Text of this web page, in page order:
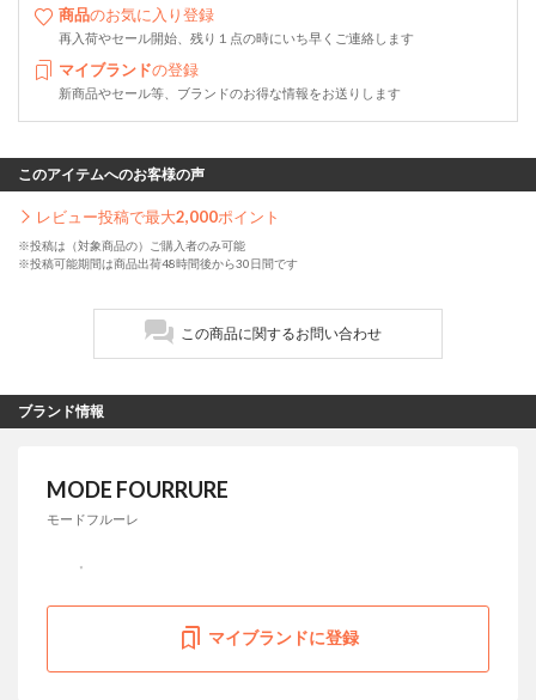
商品のお気に入り登録
再入荷やセール開始、残り１点の時にいち早くご連絡します
マイブランドの登録
新商品やセール等、ブランドのお得な情報をお送りします
このアイテムへのお客様の声
レビュー投稿で最大2,000ポイント
※投稿は（対象商品の）ご購入者のみ可能
※投稿可能期間は商品出荷48時間後から30日間です
この商品に関するお問い合わせ
ブランド情報
MODE FOURRURE
モードフルーレ
マイブランドに登録